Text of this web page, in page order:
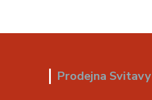
Prodejna Svitavy